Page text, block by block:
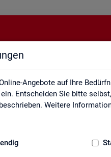
Angebote auf Ihre
Entscheiden Sie bitte
Weitere
Statistische